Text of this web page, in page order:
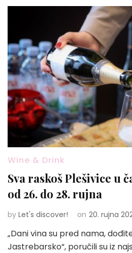
Wine & Drink
Sva raskoš Plešivice u
od 26. do 28. rujna
by Let's discover! on 20. rujna
„Dani vina su pred nama,
Jastrebarsko“, poručili su iz